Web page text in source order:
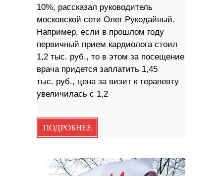
10%, рассказал руководитель
московской сети Олег Рукодайный.
Например, если в прошлом году
первичный прием кардиолога стоил
1,2 тыс. руб., то в этом за посещение
врача придется заплатить 1,45
тыс. руб., цена за визит к терапевту
увеличилась с 1,2
ПОДРОБНЕЕ